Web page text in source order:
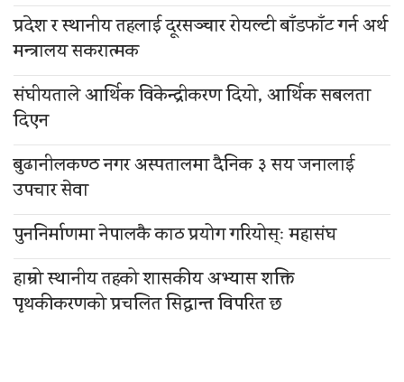
प्रदेश र स्थानीय तहलाई दूरसञ्चार रोयल्टी बाँडफाँट गर्न अर्थ
मन्त्रालय सकरात्मक
संघीयताले आर्थिक विकेन्द्रीकरण दियो, आर्थिक सबलता
दिएन
बुढानीलकण्ठ नगर अस्पतालमा दैनिक ३ सय जनालाई
उपचार सेवा
पुननिर्माणमा नेपालकै काठ प्रयोग गरियोस्ः महासंघ
हाम्रो स्थानीय तहको शासकीय अभ्यास शक्ति
पृथकीकरणको प्रचलित सिद्धान्त विपरित छ